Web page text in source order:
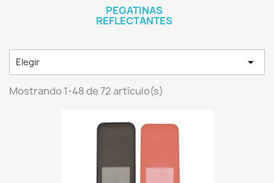
PEGATINAS
REFLECTANTES
Elegir 
Mostrando 1-48 de 72 artículo(s)